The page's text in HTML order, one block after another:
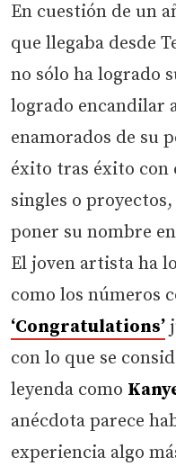
En cuestión de un
que llegaba desde
no sólo ha logrado
logrado encandilar
enamorados de su
éxito tras éxito con
singles o proyectos,
poner su nombre
El joven artista ha
como los números
‘Congratulations’
con lo que se
leyenda como
anécdota parece
experiencia algo